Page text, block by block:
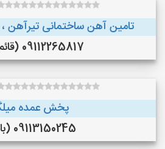
تامین آهن ساختمانی تیرآهن ،
09112265817 (قائم‌شهر )
پخش عمده
09113150245 (بابل )